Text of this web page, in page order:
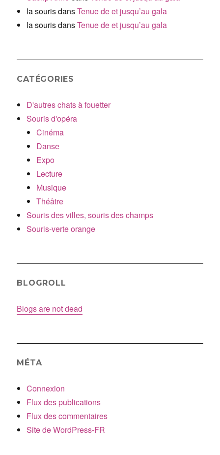
la sourisdansTenue de et jusqu’au gala
la sourisdansTenue de et jusqu’au gala
CATÉGORIES
D'autres chats à fouetter
Souris d'opéra
Cinéma
Danse
Expo
Lecture
Musique
Théâtre
Souris des villes, souris des champs
Souris-verte orange
BLOGROLL
Blogs are not dead
MÉTA
Connexion
Flux des publications
Flux des commentaires
Site de WordPress-FR